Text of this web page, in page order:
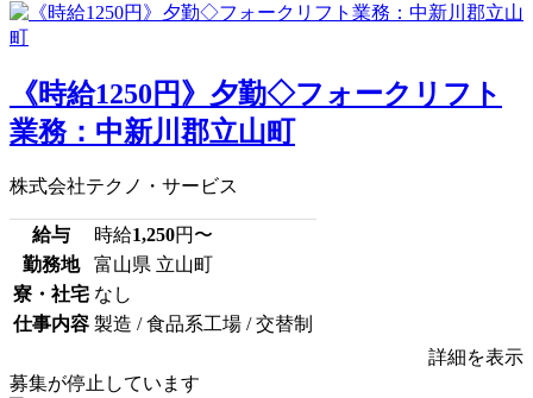
《時給1250円》夕勤◇フォークリフト
業務：中新川郡立山町
株式会社テクノ・サービス
給与 時給1,250円〜
勤務地
富山県 立山町
寮・社宅 なし
仕事内容 製造 / 食品系工場 / 交替制
詳細を表示
募集が停止しています